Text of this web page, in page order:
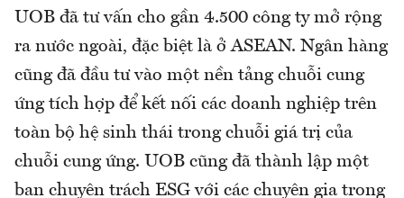
UOB đã tư vấn cho gần 4.500 công ty mở rộng
ra nước ngoài, đặc biệt là ở ASEAN. Ngân hàng
cũng đã đầu tư vào một nền tảng chuỗi cung
ứng tích hợp để kết nối các doanh nghiệp trên
toàn bộ hệ sinh thái trong chuỗi giá trị của
chuỗi cung ứng. UOB cũng đã thành lập một
ban chuyên trách ESG với các chuyên gia trong